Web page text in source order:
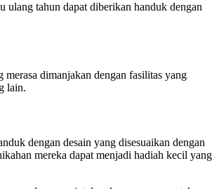
ulang tahun dapat diberikan handuk dengan
dimanjakan dengan fasilitas yang
lain.
dengan desain yang disesuaikan dengan
mereka dapat menjadi hadiah kecil yang